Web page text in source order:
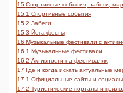
15 Спортивные события, забеги,
15.1 Спортивные события
15.2 Забеги
15.3 Йога-фесты
16 Музыкальные фестивали с
16.1 Музыкальные фестивали
16.2 Активности на фестивалях
17 Где и когда искать актуальные
17.1 Официальные сайты и
17.2 Туристические порталы и